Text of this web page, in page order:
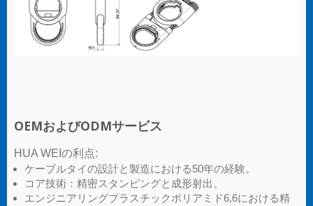
OEMおよびODMサービス
HUA WEIの利点:
ケーブルタイの設計と製造における50年の経験。
コア技術：精密スタンピングと成形射出。
エンジニアリングプラスチックポリアミド6,6における精